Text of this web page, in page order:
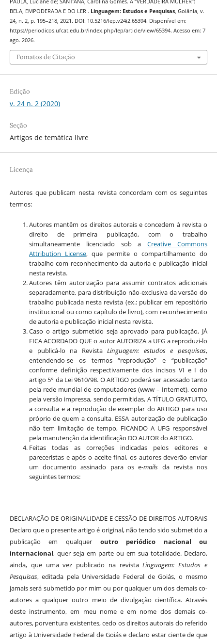
BELA, EMPODERADA E DO LER . Linguagem: Estudos e Pesquisas, Goiânia, v.
24, n. 2, p. 195–218, 2021. DOI: 10.5216/lep.v24i2.65394. Disponível em:
https://periodicos.ufcat.edu.br/index.php/lep/article/view/65394. Acesso em: 7
ago. 2026.
Fomatos de Citação
Edição
v. 24 n. 2 (2020)
Seção
Artigos de temática livre
Licença
Autores que publicam nesta revista concordam com os seguintes
termos:
Autores mantêm os direitos autorais e concedem à revista o
direito de primeira publicação, com o trabalho
simultaneamente licenciado sob aCreative Commons
Attribution License, que permite o compartilhamento do
trabalho com reconhecimento da autoria e publicação inicial
nesta revista.
Autores têm autorização para assumir contratos adicionais
separadamente, para distribuição não-exclusiva da versão do
trabalho publicada nesta revista (ex.: publicar em repositório
institucional ou como capítulo de livro), com reconhecimento
de autoria e publicação inicial nesta revista.
Caso o artigo submetido seja aprovado para publicação, JÁ
FICA ACORDADO QUE o autor AUTORIZA a UFG a reproduzi-lo
e publicá-lo na RevistaLinguagem: estudos e pesquisas,
entendendo-se os termos “reprodução” e “publicação”
conforme definição respectivamente dos incisos VI e I do
artigo 5° da Lei 9610/98. O ARTIGO poderá ser acessado tanto
pela rede mundial de computadores (www – Internet), como
pela versão impressa, sendo permitidas, A TÍTULO GRATUITO,
a consulta e a reprodução de exemplar do ARTIGO para uso
próprio de quem a consulta. ESSA autorização de publicação
não tem limitação de tempo, FICANDO A UFG responsável
pela manutenção da identificação DO AUTOR do ARTIGO.
Feitas todas as correções indicadas pelos editores e
pareceristas e após o aceite final, os autores deverão enviar
um documento assinado para os e-mails da revista nos
seguintes termos:
DECLARAÇÃO DE ORIGINALIDADE E CESSÃO DE DIREITOS AUTORAIS
Declaro que o presente artigo é original, não tendo sido submetido a
publicação em qualquer outro periódico nacional ou
internacional, quer seja em parte ou em sua totalidade. Declaro,
ainda, que uma vez publicado na revistaLinguagem: Estudos e
Pesquisas, editada pela Universidade Federal de Goiás, o mesmo
jamais será submetido por mim ou por qualquer um dos demais co-
autores a qualquer outro meio de divulgação científica. Através
deste instrumento, em meu nome e em nome dos demais co-
autores, porventura existentes, cedo os direitos autorais do referido
artigo à Universidade Federal de Goiás e declaro estar ciente de que